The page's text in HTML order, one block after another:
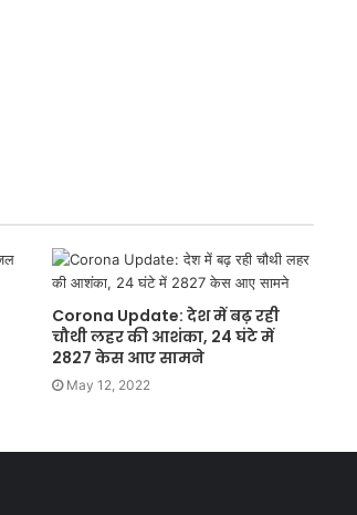
Corona Update: देश में बढ़ रही
चौथी लहर की आशंका, 24 घंटे में
2827 केस आए सामने
May 12, 2022